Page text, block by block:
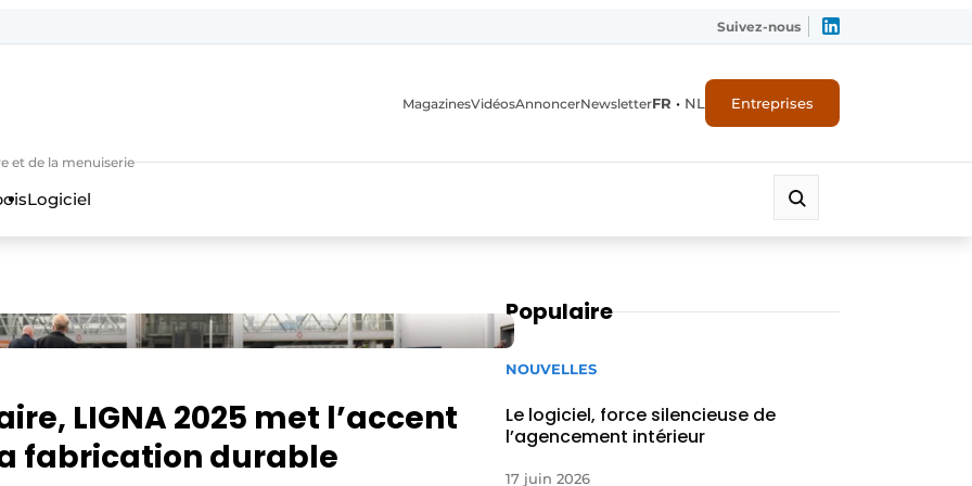
Suivez-nous
et de la menuiserie
MagazinesVidéosAnnoncerNewsletterFR • NL Entreprises
Logiciel
LIGNA 2025 met l’accent
fabrication durable
Populaire
NOUVELLES
Le logiciel, force silencieuse de
l’agencement intérieur
17 juin 2026